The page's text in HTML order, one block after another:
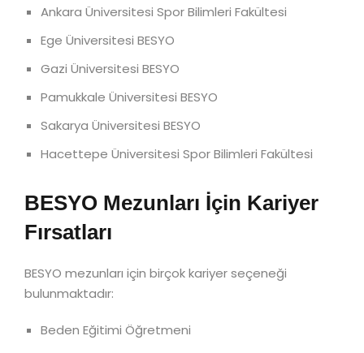
Ankara Üniversitesi Spor Bilimleri Fakültesi
Ege Üniversitesi BESYO
Gazi Üniversitesi BESYO
Pamukkale Üniversitesi BESYO
Sakarya Üniversitesi BESYO
Hacettepe Üniversitesi Spor Bilimleri Fakültesi
BESYO Mezunları İçin Kariyer
Fırsatları
BESYO mezunları için birçok kariyer seçeneği
bulunmaktadır:
Beden Eğitimi Öğretmeni